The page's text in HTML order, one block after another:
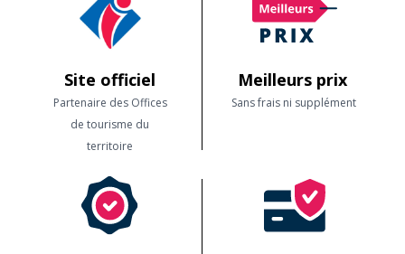
Site officiel
Partenaire des Offices
de tourisme du
territoire
Meilleurs prix
Sans frais ni supplément